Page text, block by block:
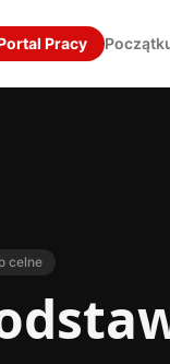
Pracy
celne